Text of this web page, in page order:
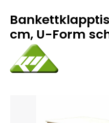
cm, U-Form